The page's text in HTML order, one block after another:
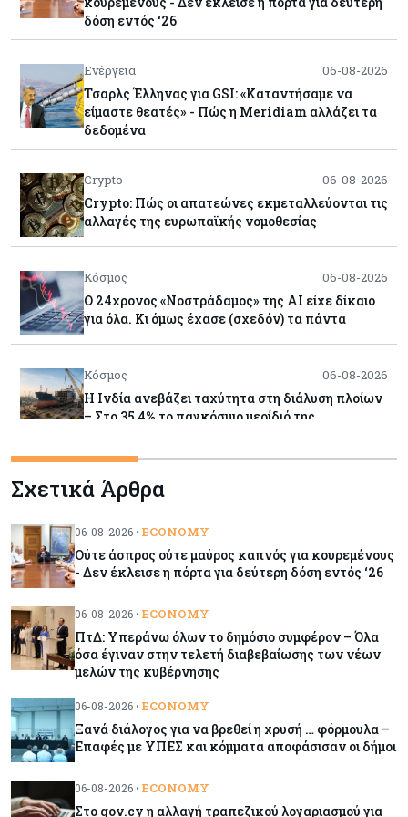
δόση εντός ‘26
Ενέργεια 06-08-2026
Τσαρλς Έλληνας για GSI: «Καταντήσαμε να
είμαστε θεατές» - Πώς η Meridiam αλλάζει τα
δεδομένα
Crypto 06-08-2026
Crypto: Πώς οι απατεώνες εκμεταλλεύονται τις
αλλαγές της ευρωπαϊκής νομοθεσίας
Κόσμος 06-08-2026
Ο 24χρονος «Νοστράδαμος» της AI είχε δίκαιο
για όλα. Κι όμως έχασε (σχεδόν) τα πάντα
Κόσμος 06-08-2026
Η Ινδία ανεβάζει ταχύτητα στη διάλυση πλοίων
– Στο 35,4% το παγκόσμιο μερίδιό της
ΠτΔ: Υπεράνω όλων το δημόσιο συμφέρον – Όλα
νέων μελών της κυβέρνησης
Κόσμος 06-08-2026
τεχνολογικός κλάδος παρά τις πιέσεις στην
Ασία
Παπασταύρου: Ψήφος εμπιστοσύνης η είσοδος
της Meridiam για το καλώδιο Ελλάδας-Κύπρου
Κόσμος
Η κηροζίνη «καίει» τις αεροπορικές – Στα ύψη η
Σχετικά Άρθρα
06-08-2026 • ECONOMY
Ούτε άσπρος ούτε μαύρος καπνός για κουρεμένους
- Δεν έκλεισε η πόρτα για δεύτερη δόση εντός ‘26
06-08-2026 • ECONOMY
ΠτΔ: Υπεράνω όλων το δημόσιο συμφέρον – Όλα
όσα έγιναν στην τελετή διαβεβαίωσης των νέων
μελών της κυβέρνησης
06-08-2026 • ECONOMY
Ξανά διάλογος για να βρεθεί η χρυσή … φόρμουλα –
Επαφές με ΥΠΕΣ και κόμματα αποφάσισαν οι δήμοι
06-08-2026 • ECONOMY
Στο gov.cy η αλλαγή τραπεζικού λογαριασμού για